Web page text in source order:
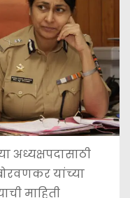
अध्यक्षपदासाठी
यांच्या
माहिती